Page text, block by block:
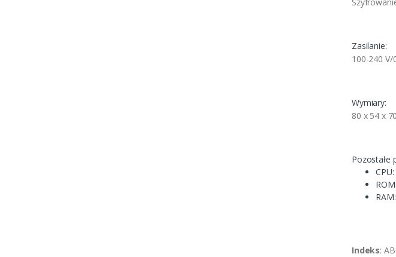
Zasilanie:
100-240 V/
Wymiary:
80 x 54 x
Pozostałe
Indeks: